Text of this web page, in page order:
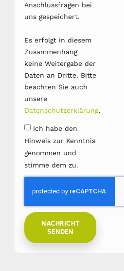
Anschlussfragen bei
uns gespeichert.
Es erfolgt in diesem
Zusammenhang
keine Weitergabe der
Daten an Dritte. Bitte
beachten Sie auch
unsere
Datenschutzerklärung.
Ich habe den
Hinweis zur Kenntnis
genommen und
stimme dem zu.
NACHRICHT
SENDEN